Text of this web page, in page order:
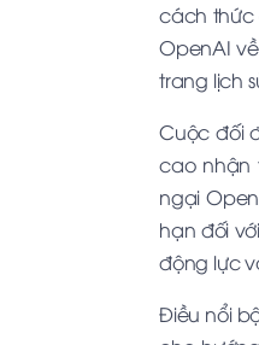
cách thức
OpenAI
trang lịch
Cuộc đối
cao nhận
ngại
hạn đối
động lực
Điều nổi